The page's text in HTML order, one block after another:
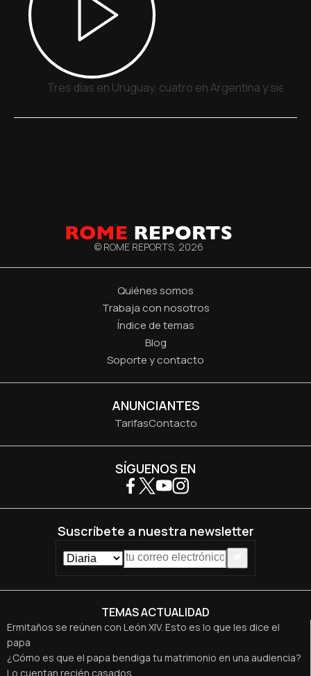
Tres días en Uruguay, cuatro en Argentina y siete
© ROME REPORTS, 2026
Quiénes somos
Trabaja con nosotros
Índice de temas
Blog
Soporte y contacto
ANUNCIANTES
TarifasContacto
TEMAS ACTUALIDAD
Ermitaños se reúnen con León XIV. Esto es lo que les dice el
papa
¿Cómo es que el papa bendiga tu matrimonio en una audiencia?
Lo cuentan recién casados
SÍGUENOS EN
Suscríbete a nuestra newsletter